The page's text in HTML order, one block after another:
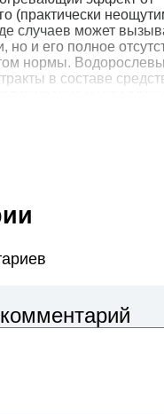
(практически
случаев может
но и его полное
нормы.
в составе
эпидермиса.
экстракты: критмума,
литотамнии,